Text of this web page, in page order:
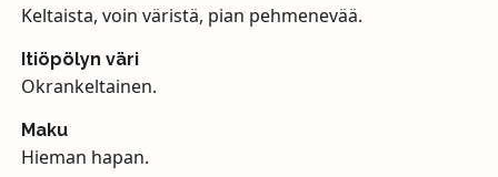
Keltaista, voin väristä, pian pehmenevää.
Itiöpölyn väri
Okrankeltainen.
Maku
Hieman hapan.